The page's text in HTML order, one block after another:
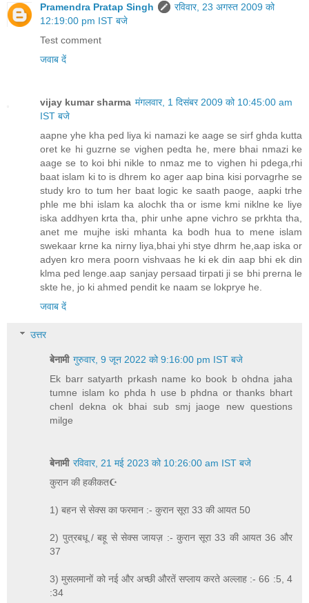
Pramendra Pratap Singh
रविवार, 23 अगस्त 2009 को
12:19:00 pm IST बजे
Test comment
जवाब दें
vijay kumar sharma मंगलवार, 1 दिसंबर 2009 को 10:45:00 am
IST बजे
aapne yhe kha ped liya ki namazi ke aage se sirf ghda kutta
oret ke hi guzrne se vighen pedta he, mere bhai nmazi ke
aage se to koi bhi nikle to nmaz me to vighen hi pdega,rhi
baat islam ki to is dhrem ko ager aap bina kisi porvagrhe se
study kro to tum her baat logic ke saath paoge, aapki trhe
phle me bhi islam ka alochk tha or isme kmi niklne ke liye
iska addhyen krta tha, phir unhe apne vichro se prkhta tha,
anet me mujhe iski mhanta ka bodh hua to mene islam
swekaar krne ka nirny liya,bhai yhi stye dhrm he,aap iska or
adyen kro mera poorn vishvaas he ki ek din aap bhi ek din
klma ped lenge.aap sanjay persaad tirpati ji se bhi prerna le
skte he, jo ki ahmed pendit ke naam se lokprye he.
जवाब दें
उत्तर
बेनामी गुरुवार, 9 जून 2022 को 9:16:00 pm IST बजे
Ek barr satyarth prkash name ko book b ohdna jaha
tumne islam ko phda h use b phdna or thanks bhart
chenl dekna ok bhai sub smj jaoge new questions
milge
बेनामी रविवार, 21 मई 2023 को 10:26:00 am IST बजे
कुरान की हकीकत☪
1) बहन से सेक्स का फरमान :- कुरान सूरा 33 की आयत 50
2) पुत्रबधू / बहू से सेक्स जायज़ :- कुरान सूरा 33 की आयत 36 और
37
3) मुसलमानों को नई और अच्छी औरतें सप्लाय करते अल्लाह :- 66 :5, 4
:34